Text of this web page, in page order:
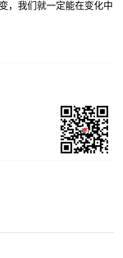
，我们就一定能在变化中